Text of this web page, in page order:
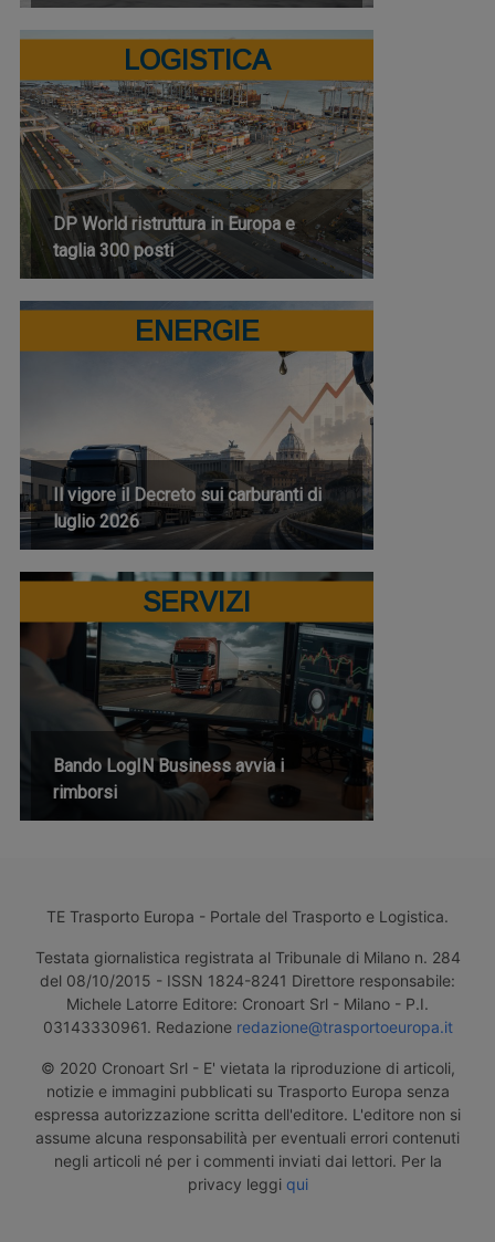
LOGISTICA
DP World ristruttura in Europa e
taglia 300 posti
ENERGIE
Il vigore il Decreto sui carburanti di
luglio 2026
SERVIZI
Bando LogIN Business avvia i
rimborsi
TE Trasporto Europa - Portale del Trasporto e Logistica.
Testata giornalistica registrata al Tribunale di Milano n. 284
del 08/10/2015 - ISSN 1824-8241 Direttore responsabile:
Michele Latorre Editore: Cronoart Srl - Milano - P.I.
03143330961. Redazione redazione@trasportoeuropa.it
© 2020 Cronoart Srl - E' vietata la riproduzione di articoli,
notizie e immagini pubblicati su Trasporto Europa senza
espressa autorizzazione scritta dell'editore. L'editore non si
assume alcuna responsabilità per eventuali errori contenuti
negli articoli né per i commenti inviati dai lettori. Per la
privacy leggi qui